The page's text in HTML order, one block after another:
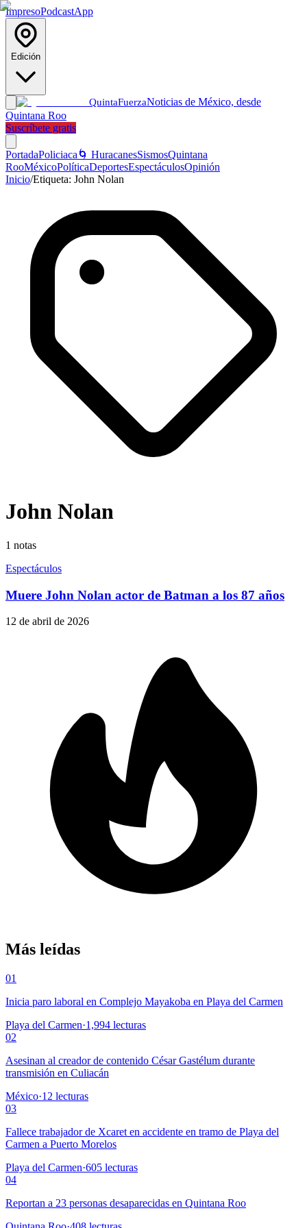
ImpresoPodcastApp
Edición
QuintaFuerzaNoticias de México, desde
Quintana Roo
Suscríbete gratis
PortadaPoliciaca 🌀 HuracanesSismosQuintana
RooMéxicoPolíticaDeportesEspectáculosOpinión
Inicio/Etiqueta: John Nolan
John Nolan
1 notas
Espectáculos
Muere John Nolan actor de Batman a los 87 años
12 de abril de 2026
Más leídas
01
Inicia paro laboral en Complejo Mayakoba en Playa del Carmen
Playa del Carmen·1,994 lecturas
02
Asesinan al creador de contenido César Gastélum durante
transmisión en Culiacán
México·12 lecturas
03
Fallece trabajador de Xcaret en accidente en tramo de Playa del
Carmen a Puerto Morelos
Playa del Carmen·605 lecturas
04
Reportan a 23 personas desaparecidas en Quintana Roo